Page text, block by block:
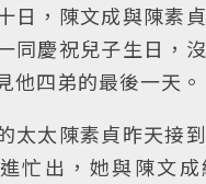
日，陳文成與陳素
同慶祝兒子生日，
他四弟的最後一天。
太太陳素貞昨天接
忙出，她與陳文